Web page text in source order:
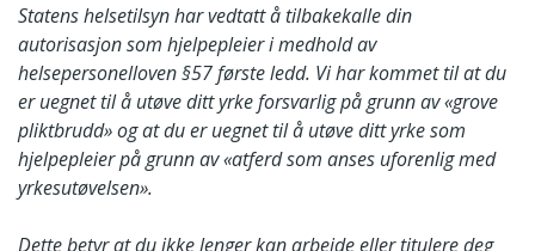
Statens helsetilsyn har vedtatt å tilbakekalle din
autorisasjon som hjelpepleier i medhold av
helsepersonelloven §57 første ledd. Vi har kommet til at du
er uegnet til å utøve ditt yrke forsvarlig på grunn av «grove
pliktbrudd» og at du er uegnet til å utøve ditt yrke som
hjelpepleier på grunn av «atferd som anses uforenlig med
yrkesutøvelsen».
Dette betyr at du ikke lenger kan arbeide eller titulere deg